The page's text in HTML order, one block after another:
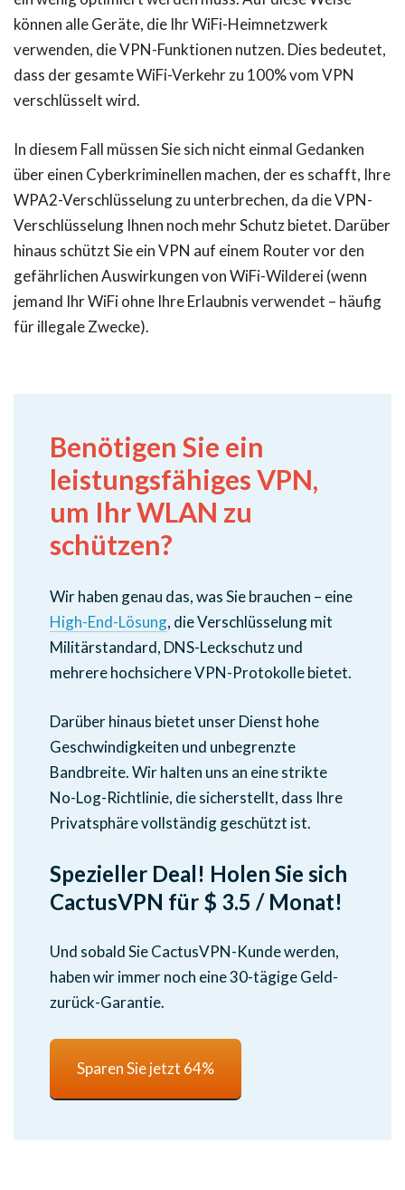
können alle Geräte, die Ihr WiFi-Heimnetzwerk
verwenden, die VPN-Funktionen nutzen. Dies bedeutet,
dass der gesamte WiFi-Verkehr zu 100% vom VPN
verschlüsselt wird.
In diesem Fall müssen Sie sich nicht einmal Gedanken
über einen Cyberkriminellen machen, der es schafft, Ihre
WPA2-Verschlüsselung zu unterbrechen, da die VPN-
Verschlüsselung Ihnen noch mehr Schutz bietet. Darüber
hinaus schützt Sie ein VPN auf einem Router vor den
gefährlichen Auswirkungen von WiFi-Wilderei (wenn
jemand Ihr WiFi ohne Ihre Erlaubnis verwendet – häufig
für illegale Zwecke).
Benötigen Sie ein
leistungsfähiges VPN,
um Ihr WLAN zu
schützen?
Wir haben genau das, was Sie brauchen – eine
High-End-Lösung, die Verschlüsselung mit
Militärstandard, DNS-Leckschutz und
mehrere hochsichere VPN-Protokolle bietet.
Darüber hinaus bietet unser Dienst hohe
Geschwindigkeiten und unbegrenzte
Bandbreite. Wir halten uns an eine strikte
No-Log-Richtlinie, die sicherstellt, dass Ihre
Privatsphäre vollständig geschützt ist.
Spezieller Deal! Holen Sie sich
CactusVPN für $ 3.5 / Monat!
Und sobald Sie CactusVPN-Kunde werden,
haben wir immer noch eine 30-tägige Geld-
zurück-Garantie.
Sparen Sie jetzt 64%